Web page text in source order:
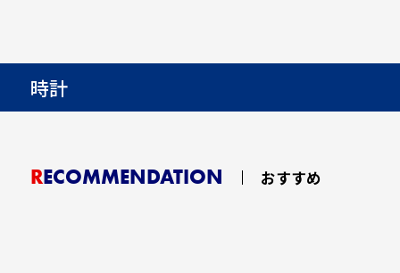
時計
RECOMMENDATION おすすめ